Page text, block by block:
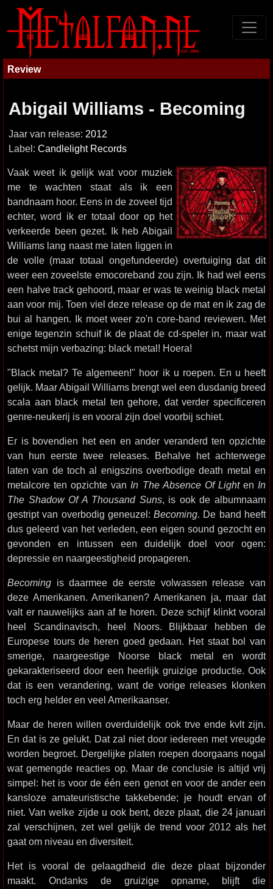
Review
Abigail Williams - Becoming
Jaar van release: 2012
Label: Candlelight Records
Vaak weet ik gelijk wat voor muziek
me te wachten staat als ik een
bandnaam hoor. Eens in de zoveel tijd
echter, word ik er totaal door op het
verkeerde been gezet. Ik heb Abigail
Williams lang naast me laten liggen in
de volle (maar totaal ongefundeerde) overtuiging dat dit
weer een zoveelste emocoreband zou zijn. Ik had wel eens
een halve track gehoord, maar er was te weinig black metal
aan voor mij. Toen viel deze release op de mat en ik zag de
bui al hangen. Ik moet weer zo'n core-band reviewen. Met
enige tegenzin schuif ik de plaat de cd-speler in, maar wat
schetst mijn verbazing: black metal! Hoera!
"Black metal? Te algemeen!" hoor ik u roepen. En u heeft
gelijk. Maar Abigail Williams brengt wel een dusdanig breed
scala aan black metal ten gehore, dat verder specificeren
genre-neukerij is en vooral zijn doel voorbij schiet.
Er is bovendien het een en ander veranderd ten opzichte
van hun eerste twee releases. Behalve het achterwege
laten van de toch al enigszins overbodige death metal en
metalcore ten opzichte van In The Absence Of Lighten In
The Shadow Of A Thousand Suns, is ook de albumnaam
gestript van overbodig geneuzel:Becoming. De band heeft
dus geleerd van het verleden, een eigen sound gezocht en
gevonden en intussen een duidelijk doel voor ogen:
depressie en naargeestigheid propageren.
Becoming is daarmee de eerste volwassen release van
deze Amerikanen. Amerikanen? Amerikanen ja, maar dat
valt er nauwelijks aan af te horen. Deze schijf klinkt vooral
heel Scandinavisch, heel Noors. Blijkbaar hebben de
Europese tours de heren goed gedaan. Het staat bol van
smerige, naargeestige Noorse black metal en wordt
gekarakteriseerd door een heerlijk gruizige productie. Ook
dat is een verandering, want de vorige releases klonken
toch erg helder en veel Amerikaanser.
Maar de heren willen overduidelijk ook trve ende kvlt zijn.
En dat is ze gelukt. Dat zal niet door iedereen met vreugde
worden begroet. Dergelijke platen roepen doorgaans nogal
wat gemengde reacties op. Maar de conclusie is altijd vrij
simpel: het is voor de één een genot en voor de ander een
kansloze amateuristische takkebende; je houdt ervan of
niet. Van welke zijde u ook bent, deze plaat, die 24 januari
zal verschijnen, zet wel gelijk de trend voor 2012 als het
gaat om niveau en diversiteit.
Het is vooral de gelaagdheid die deze plaat bijzonder
maakt. Ondanks de gruizige opname, blijft die